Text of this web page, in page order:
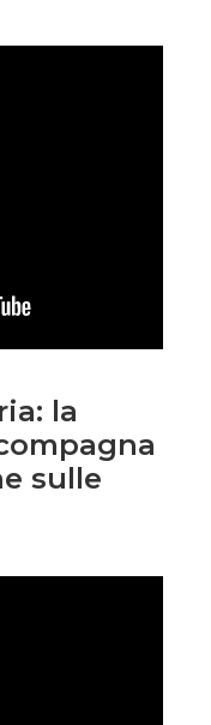
la
sulle